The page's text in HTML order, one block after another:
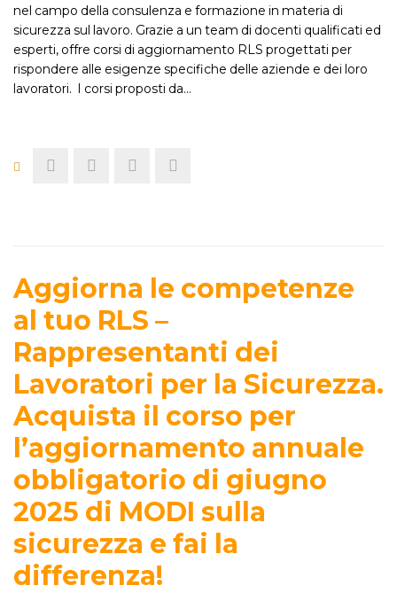
nel campo della consulenza e formazione in materia di
sicurezza sul lavoro. Grazie a un team di docenti qualificati ed
esperti, offre corsi di aggiornamento RLS progettati per
rispondere alle esigenze specifiche delle aziende e dei loro
lavoratori. I corsi proposti da…
Aggiorna le competenze
al tuo RLS –
Rappresentanti dei
Lavoratori per la Sicurezza.
Acquista il corso per
l’aggiornamento annuale
obbligatorio di giugno
2025 di MODI sulla
sicurezza e fai la
differenza!